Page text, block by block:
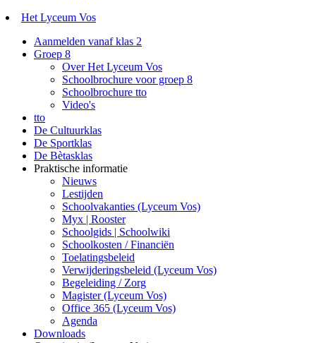
Het Lyceum Vos
Aanmelden vanaf klas 2
Groep 8
Over Het Lyceum Vos
Schoolbrochure voor groep 8
Schoolbrochure tto
Video's
tto
De Cultuurklas
De Sportklas
De Bètasklas
Praktische informatie
Nieuws
Lestijden
Schoolvakanties (Lyceum Vos)
Myx | Rooster
Schoolgids | Schoolwiki
Schoolkosten / Financiën
Toelatingsbeleid
Verwijderingsbeleid (Lyceum Vos)
Begeleiding / Zorg
Magister (Lyceum Vos)
Office 365 (Lyceum Vos)
Agenda
Downloads